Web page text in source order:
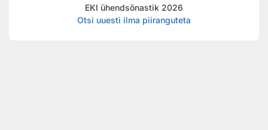
EKI ühendsõnastik 2026
Otsi uuesti ilma piiranguteta